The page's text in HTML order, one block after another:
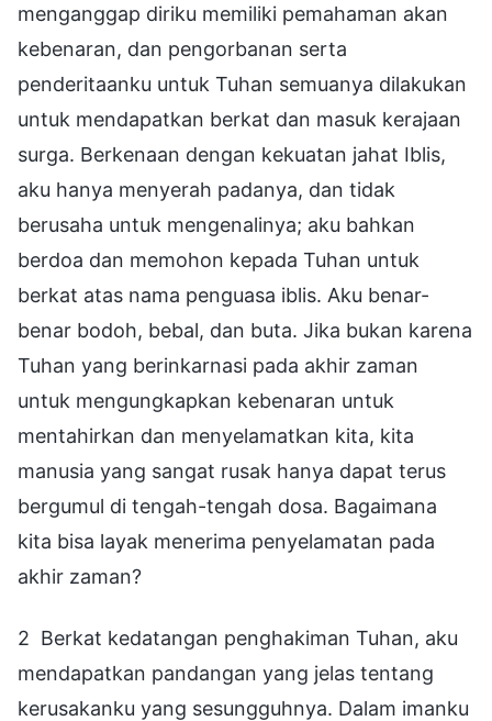
menganggap diriku memiliki pemahaman akan
kebenaran, dan pengorbanan serta
penderitaanku untuk Tuhan semuanya dilakukan
untuk mendapatkan berkat dan masuk kerajaan
surga. Berkenaan dengan kekuatan jahat Iblis,
aku hanya menyerah padanya, dan tidak
berusaha untuk mengenalinya; aku bahkan
berdoa dan memohon kepada Tuhan untuk
berkat atas nama penguasa iblis. Aku benar-
benar bodoh, bebal, dan buta. Jika bukan karena
Tuhan yang berinkarnasi pada akhir zaman
untuk mengungkapkan kebenaran untuk
mentahirkan dan menyelamatkan kita, kita
manusia yang sangat rusak hanya dapat terus
bergumul di tengah-tengah dosa. Bagaimana
kita bisa layak menerima penyelamatan pada
akhir zaman?
2 Berkat kedatangan penghakiman Tuhan, aku
mendapatkan pandangan yang jelas tentang
kerusakanku yang sesungguhnya. Dalam imanku